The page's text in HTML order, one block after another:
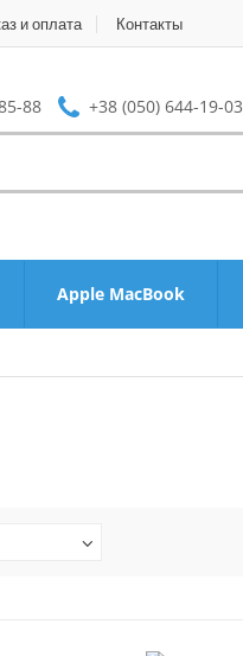
и оплата Контакты
88 +38 (050) 644-19-03
Apple MacBook